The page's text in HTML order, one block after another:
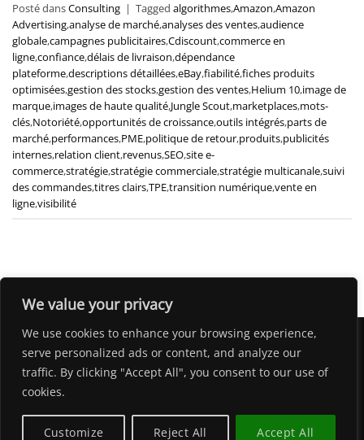
We value your privacy
We use cookies to enhance your browsing experience,
serve personalized ads or content, and analyze our
traffic. By clicking "Accept All", you consent to our use of
cookies.
Customize Reject All Accept All
Posté dansConsulting | Tagged algorithmes,Amazon,Amazon
Advertising,analyse de marché,analyses des ventes,audience
globale,campagnes publicitaires,Cdiscount,commerce en
ligne,confiance,délais de livraison,dépendance
plateforme,descriptions détaillées,eBay,fiabilité,fiches produits
optimisées,gestion des stocks,gestion des ventes,Helium 10,image de
marque,images de haute qualité,Jungle Scout,marketplaces,mots-
clés,Notoriété,opportunités de croissance,outils intégrés,parts de
marché,performances,PME,politique de retour,produits,publicités
internes,relation client,revenus,SEO,site e-
commerce,stratégie,stratégie commerciale,stratégie multicanale,suivi
des commandes,titres clairs,TPE,transition numérique,vente en
ligne,visibilité
HOME
Privacyverklaring-Algemene Voorwaarden